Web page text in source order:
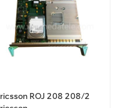
und Umweltschutz ein. All
dies wird zum
bestmöglichen Preis
angeboten.
ROJ 208 208/2